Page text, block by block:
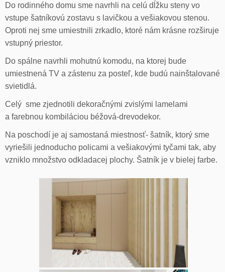
Do rodinného domu sme navrhli na celú dĺžku steny vo
vstupe šatníkovú zostavu s lavičkou a vešiakovou stenou.
Oproti nej sme umiestnili zrkadlo, ktoré nám krásne rozširuje
vstupný priestor.
Do spálne navrhli mohutnú komodu, na ktorej bude
umiestnená TV a zástenu za posteľ, kde budú nainštalované
svietidlá.
Celý sme zjednotili dekoračnými zvislými lamelami
a farebnou kombiláciou béžová-drevodekor.
Na poschodí je aj samostaná miestnosť- šatník, ktorý sme
vyriešili jednoducho policami a vešiakovými tyčami tak, aby
vzniklo množstvo odkladacej plochy. Šatník je v bielej farbe.